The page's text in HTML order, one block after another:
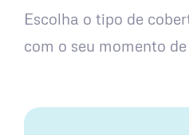
Escolha o tipo de
com o seu momento